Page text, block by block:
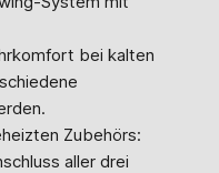
bei kalten
Zubehörs:
aller drei